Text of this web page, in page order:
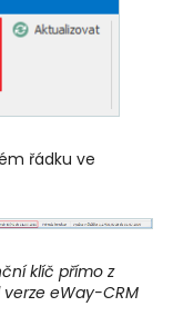
řádku ve
klíč přímo z
eWay-CRM